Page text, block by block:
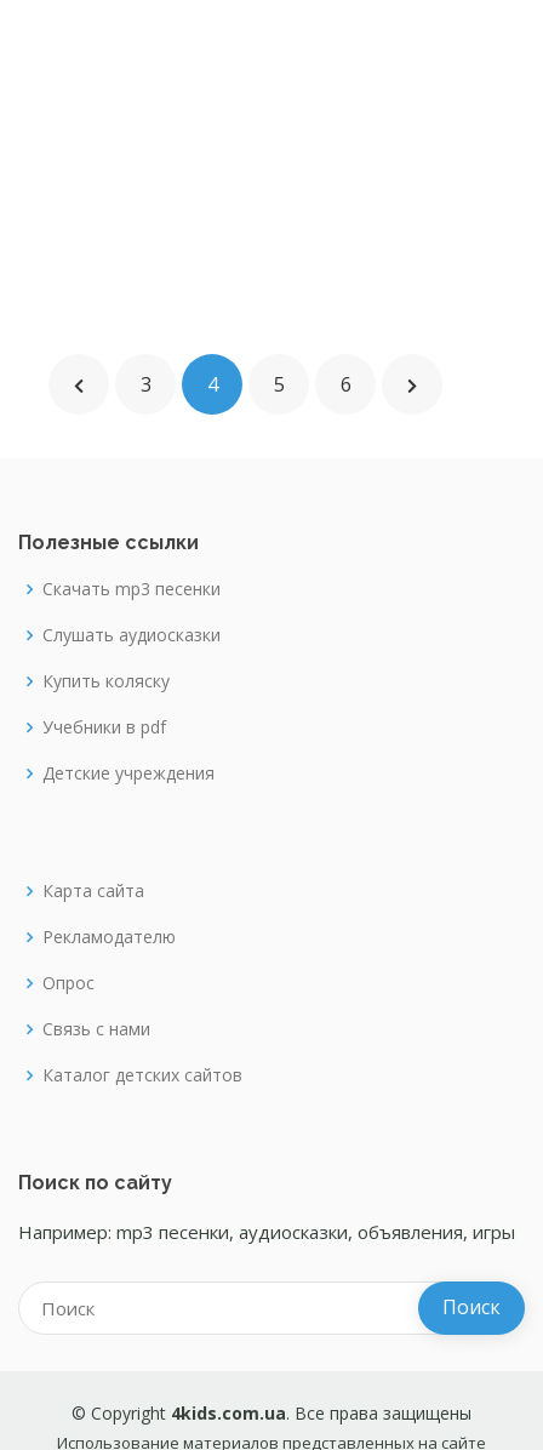
3 4 5 6
Полезные ссылки
Скачать mp3 песенки
Слушать аудиосказки
Купить коляску
Учебники в pdf
Детские учреждения
Карта сайта
Рекламодателю
Опрос
Связь с нами
Каталог детских сайтов
Поиск по сайту
Например: mp3 песенки, аудиосказки, объявления, игры
© Copyright 4kids.com.ua. Все права защищены
Использование материалов представленных на сайте